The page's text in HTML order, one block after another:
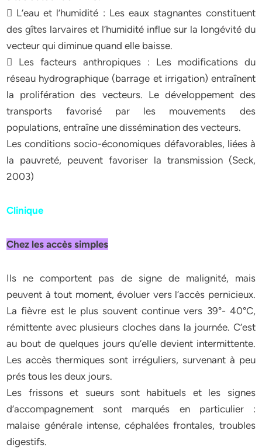
 L’eau et l’humidité : Les eaux stagnantes constituent
des gîtes larvaires et l’humidité influe sur la longévité du
vecteur qui diminue quand elle baisse.
 Les facteurs anthropiques : Les modifications du
réseau hydrographique (barrage et irrigation) entraînent
la prolifération des vecteurs. Le développement des
transports favorisé par les mouvements des
populations, entraîne une dissémination des vecteurs.
Les conditions socio-économiques défavorables, liées à
la pauvreté, peuvent favoriser la transmission (Seck,
2003)
Clinique
Chez les accès simples
Ils ne comportent pas de signe de malignité, mais
peuvent à tout moment, évoluer vers l’accès pernicieux.
La fièvre est le plus souvent continue vers 39°- 40°C,
rémittente avec plusieurs cloches dans la journée. C’est
au bout de quelques jours qu’elle devient intermittente.
Les accès thermiques sont irréguliers, survenant à peu
prés tous les deux jours.
Les frissons et sueurs sont habituels et les signes
d’accompagnement sont marqués en particulier :
malaise générale intense, céphalées frontales, troubles
digestifs.